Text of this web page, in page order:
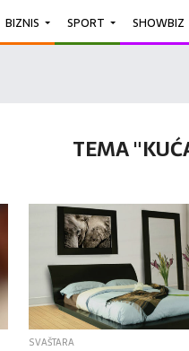
BIZNIS SPORT SHOWBIZ
TEMA
SVAŠTARA